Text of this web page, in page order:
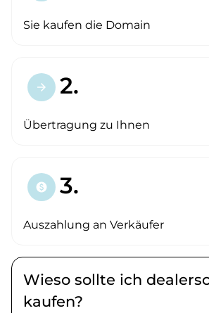
Sie kaufen die Domain
arrow_forward 2.
Übertragung zu Ihnen
paid 3.
Auszahlung an Verkäufer
Wieso sollte ich
kaufen?